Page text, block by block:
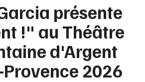
présente
!" au Théâtre
d'Argent
2026
d'Azur
Partout
Près de moi
Effacer les dates
Autre